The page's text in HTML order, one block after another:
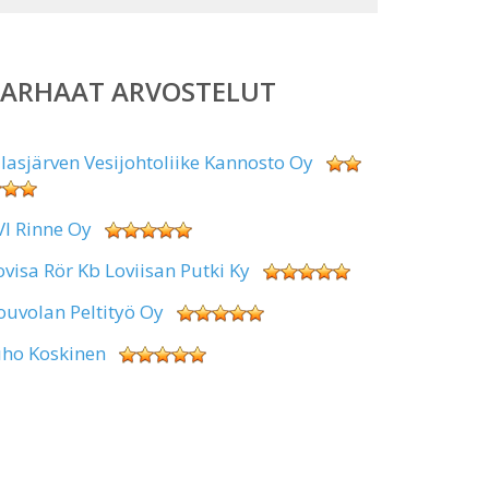
ARVOSTELUT
Vesijohtoliike Kannosto Oy
Rinne Oy
Rör Kb Loviisan Putki Ky
Peltityö Oy
Koskinen